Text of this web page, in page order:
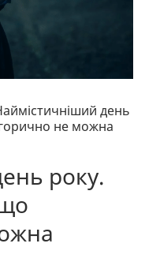
день
не можна
року.